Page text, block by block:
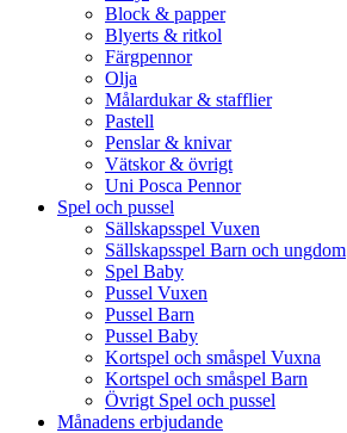
Block & papper
Blyerts & ritkol
Färgpennor
Olja
Målardukar & stafflier
Pastell
Penslar & knivar
Vätskor & övrigt
Uni Posca Pennor
Spel och pussel
Sällskapsspel Vuxen
Sällskapsspel Barn och ungdom
Spel Baby
Pussel Vuxen
Pussel Barn
Pussel Baby
Kortspel och småspel Vuxna
Kortspel och småspel Barn
Övrigt Spel och pussel
Månadens erbjudande